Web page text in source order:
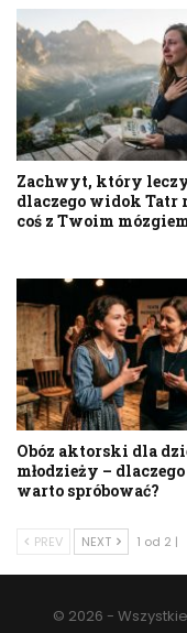
Zachwyt, który
dlaczego widok Tatr
coś z Twoim
Obóz aktorski dla
młodzieży – dlaczego
warto spróbować?
PREV NEXT 1 od 2 |
© 2026 -